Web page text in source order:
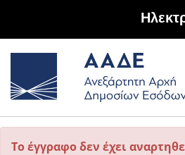
Το έγγραφο δεν έχει